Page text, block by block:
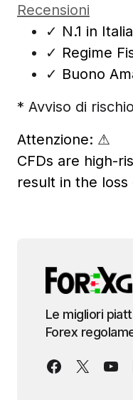
Recensioni
✓ N.1 in Italia
✓ Regime
✓ Buono
* Avviso di
Attenzione: ⚠
CFDs are high-
result in the
Le migliori
Forex